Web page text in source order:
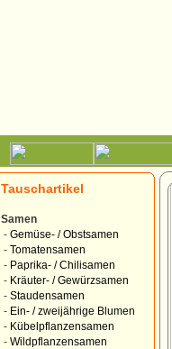
Tauschartikel
Samen
- Gemüse- / Obstsamen
- Tomatensamen
- Paprika- / Chilisamen
- Kräuter- / Gewürzsamen
- Staudensamen
- Ein- / zweijährige Blumen
- Kübelpflanzensamen
- Wildpflanzensamen